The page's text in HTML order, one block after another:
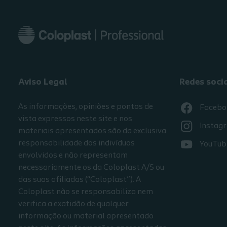
Aviso Legal
As informações, opiniões e pontos de
vista expressos neste site e nos
materiais apresentados são da exclusiva
responsabilidade dos indivíduos
envolvidos e não representam
necessariamente os da Coloplast A/S ou
das suas afiliadas (“Coloplast”). A
Coloplast não se responsabiliza nem
verifica a exatidão de qualquer
informação ou material apresentado
Redes